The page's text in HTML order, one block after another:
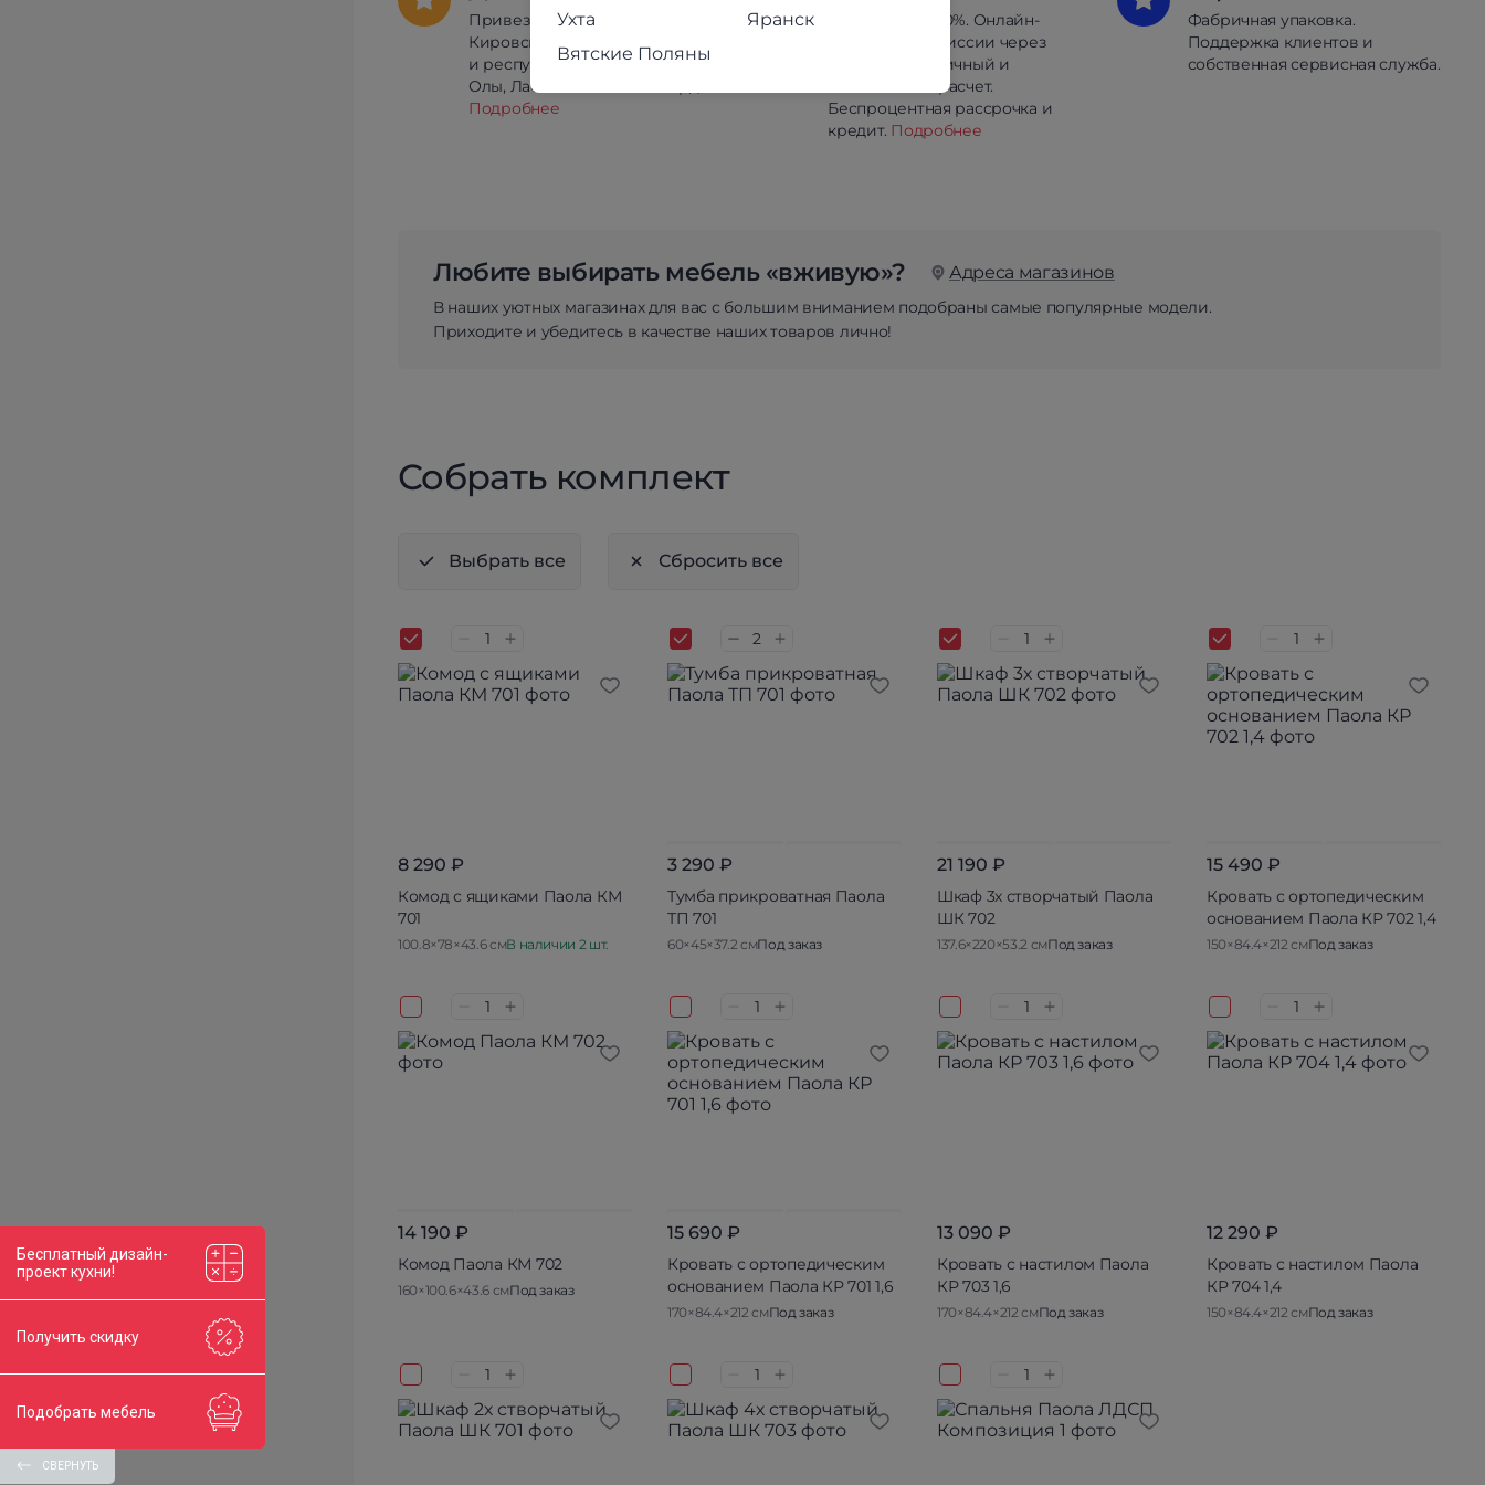
Привезём в любой район
Кировской области
и республики Коми, Йошкар-
Олы, Лабытнанги и Салехарда.
Подробнее
Предоплата 100%. Онлайн-
оплата без комиссии через
Сбербанк. Наличный и
безналичный расчет.
Беспроцентная рассрочка и
кредит. Подробнее
Фабричная упаковка.
Поддержка клиентов и
собственная сервисная служба.
Любите выбирать мебель «вживую»? Адреса магазинов
В наших уютных магазинах для вас с большим вниманием подобраны самые популярные модели.
Приходите и убедитесь в качестве наших товаров лично!
Собрать комплект
Выбрать все Сбросить все
8 290 ₽
Комод с ящиками Паола КМ
701
100.8×78×43.6 смВ наличии 2 шт.
3 290 ₽
Тумба прикроватная Паола
ТП 701
60×45×37.2 смПод заказ
21 190 ₽
Шкаф 3х створчатый Паола
ШК 702
137.6×220×53.2 смПод заказ
15 490 ₽
Кровать с ортопедическим
основанием Паола КР 702 1,4
150×84.4×212 смПод заказ
14 190 ₽
Комод Паола КМ 702
160×100.6×43.6 смПод заказ
15 690 ₽
Кровать с ортопедическим
основанием Паола КР 701 1,6
170×84.4×212 смПод заказ
13 090 ₽
Кровать с настилом Паола
КР 703 1,6
170×84.4×212 смПод заказ
12 290 ₽
Кровать с настилом Паола
КР 704 1,4
150×84.4×212 смПод заказ
Ухта
Яранск
Вятские Поляны
Бесплатный дизайн-
проект кухни!
Получить скидку
Подобрать мебель
СВЕРНУТЬ